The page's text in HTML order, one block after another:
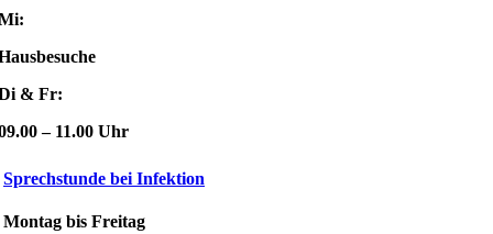
& Fr:
– 11.00 Uhr
Sprechstunde bei Infektion
Montag bis Freitag